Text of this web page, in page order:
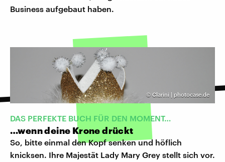
Business aufgebaut haben.
© Clarini | photocase.de
DAS PERFEKTE BUCH FÜR DEN MOMENT…
…wenn deine Krone drückt
So, bitte einmal den Kopf senken und höflich
knicksen. Ihre Majestät Lady Mary Grey stellt sich vor.